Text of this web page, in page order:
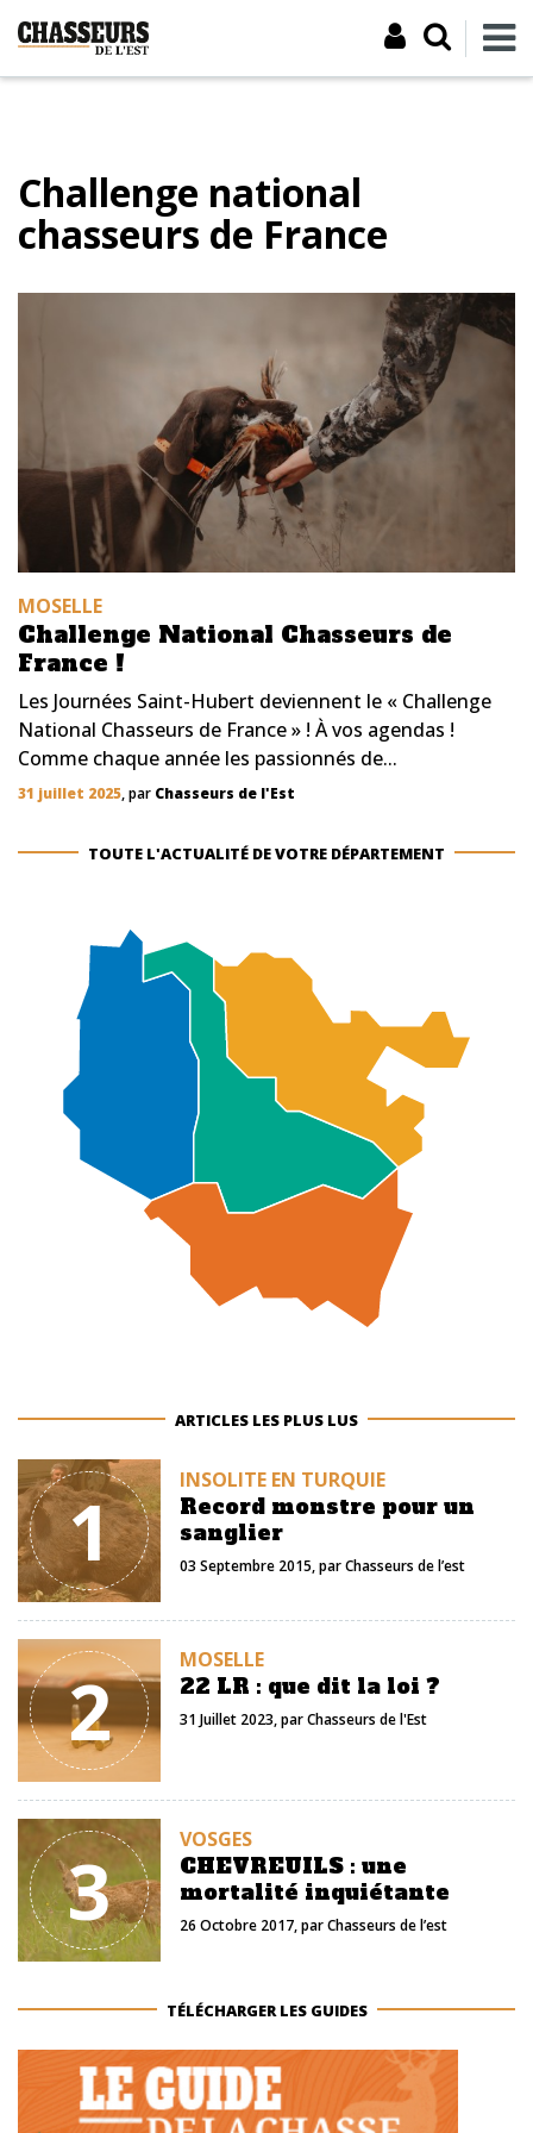
Challenge national
chasseurs de France
MOSELLE
Challenge National Chasseurs de
France !
Les Journées Saint-Hubert deviennent le « Challenge
National Chasseurs de France » ! À vos agendas !
Comme chaque année les passionnés de...
31 juillet 2025, par Chasseurs de l'Est
TOUTE L'ACTUALITÉ DE VOTRE DÉPARTEMENT
ARTICLES LES PLUS LUS
1 INSOLITE EN TURQUIE
Record monstre pour un
sanglier
03 Septembre 2015, parChasseurs de l’est
2 MOSELLE
22 LR : que dit la loi ?
31 Juillet 2023, parChasseurs de l'Est
3 VOSGES
CHEVREUILS : une
mortalité inquiétante
26 Octobre 2017, parChasseurs de l’est
TÉLÉCHARGER LES GUIDES